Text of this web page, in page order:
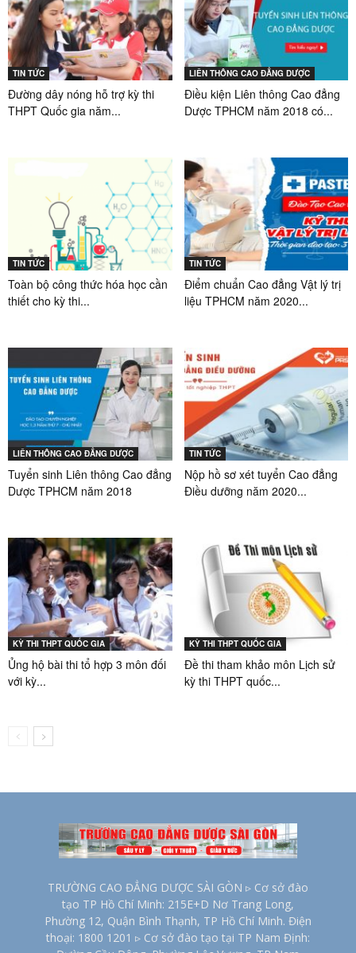
TIN TỨC
Đường dây nóng hỗ trợ kỳ thi
THPT Quốc gia năm...
LIÊN THÔNG CAO ĐẲNG DƯỢC
Điều kiện Liên thông Cao đẳng
Dược TPHCM năm 2018 có...
TIN TỨC
Toàn bộ công thức hóa học cần
thiết cho kỳ thi...
TIN TỨC
Điểm chuẩn Cao đẳng Vật lý trị
liệu TPHCM năm 2020...
LIÊN THÔNG CAO ĐẲNG DƯỢC
Tuyển sinh Liên thông Cao đẳng
Dược TPHCM năm 2018
TIN TỨC
Nộp hồ sơ xét tuyển Cao đẳng
Điều dưỡng năm 2020...
KỲ THI THPT QUỐC GIA
Ủng hộ bài thi tổ hợp 3 môn đối
với kỳ...
KỲ THI THPT QUỐC GIA
Đề thi tham khảo môn Lịch sử
kỳ thi THPT quốc...
TRƯỜNG CAO ĐẲNG DƯỢC SÀI GÒN ▹ Cơ sở đào
tạo TP Hồ Chí Minh: 215E+D Nơ Trang Long,
Phường 12, Quận Bình Thạnh, TP Hồ Chí Minh. Điện
thoại: 1800 1201 ▹ Cơ sở đào tạo tại TP Nam Định: